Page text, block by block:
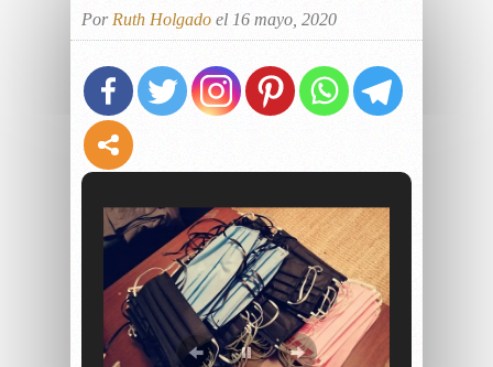
Por Ruth Holgado el 16 mayo, 2020